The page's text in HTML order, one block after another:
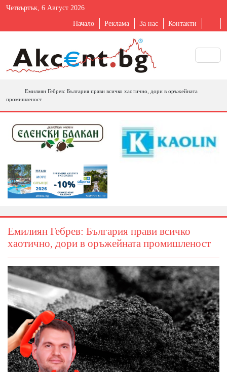
Четвъртък, 6 Август 2026
Начало Реклама За нас Контакти
Емилиян Гебрев: България прави всичко хаотично, дори в оръжейната
промишленост
Емилиян Гебрев: България прави всичко
хаотично, дори в оръжейната промишленост